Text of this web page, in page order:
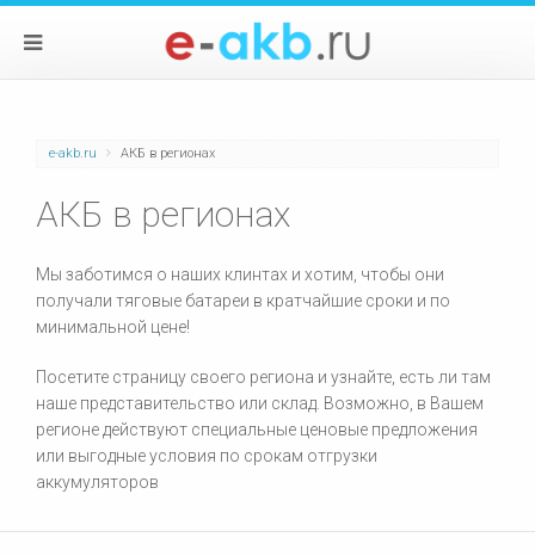
e-akb.ru АКБ в регионах
АКБ в регионах
Мы заботимся о наших клинтах и хотим, чтобы они
получали тяговые батареи в кратчайшие сроки и по
минимальной цене!
Посетите страницу своего региона и узнайте, есть ли там
наше представительство или склад. Возможно, в Вашем
регионе действуют специальные ценовые предложения
или выгодные условия по срокам отгрузки
аккумуляторов